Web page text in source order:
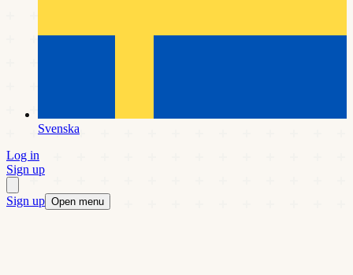
Svenska
Log in
Sign up
Sign up Open menu